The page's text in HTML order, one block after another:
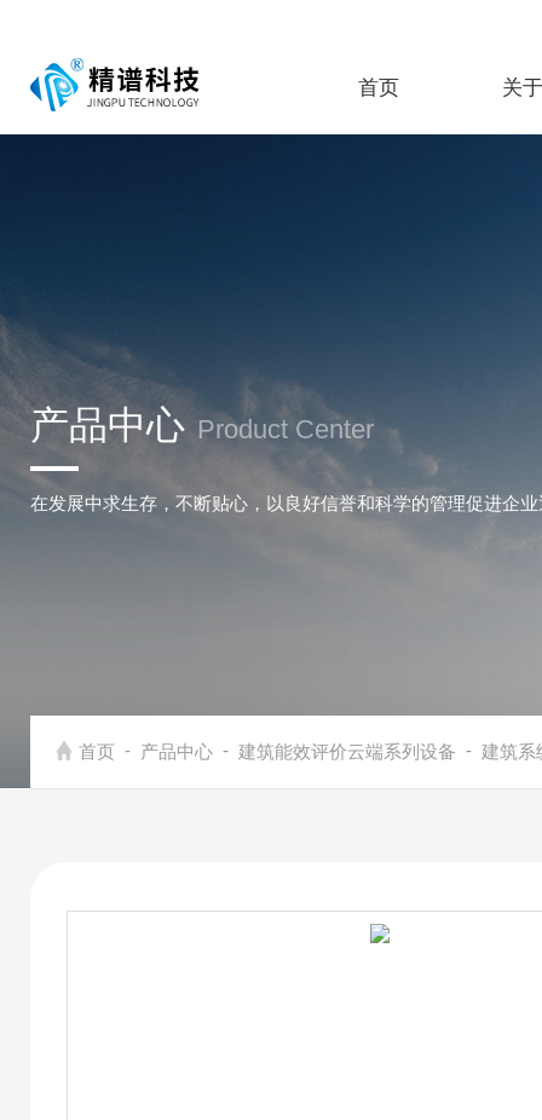
首页 关
产品中心 Product Center
在发展中求生存，不断贴心，以良好信誉和科学的管理促进企
首页 - 产品中心 - 建筑能效评价云端系列设备 - 建筑系